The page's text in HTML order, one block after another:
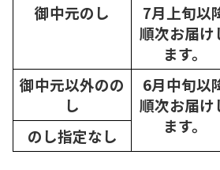
御中元のし
7月上旬以
順次お届け
ます。
御中元以外のの
し
6月中旬以
順次お届け
ます。
のし指定なし